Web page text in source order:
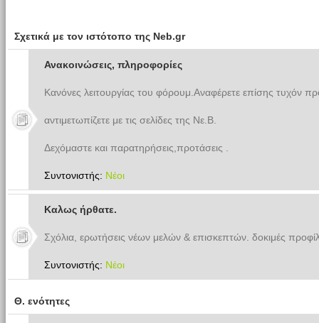
Σχετικά με τον ιστότοπο της Neb.gr
Ανακοινώσεις, πληροφορίες
Κανόνες λειτουργίας του φόρουμ.Αναφέρετε επίσης τυχόν
αντιμετωπίζετε με τις σελίδες της Νε.Β.
Δεχόμαστε και παρατηρήσεις,προτάσεις .
Συντονιστής: Νέοι
Καλως ήρθατε.
Σχόλια, ερωτήσεις νέων μελών & επισκεπτών. δοκιμές
Συντονιστής: Νέοι
Θ. ενότητες